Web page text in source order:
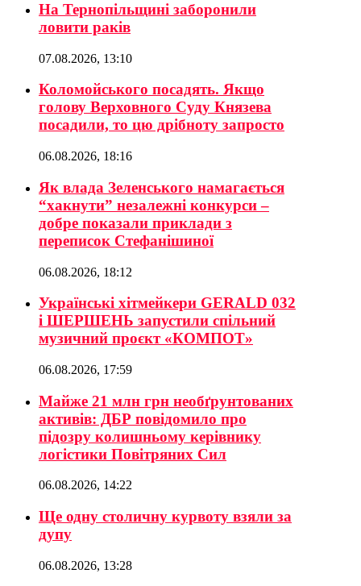
На Тернопільщині заборонили
ловити раків
07.08.2026, 13:10
Коломойського посадять. Якщо
голову Верховного Суду Князева
посадили, то цю дрібноту запросто
06.08.2026, 18:16
Як влада Зеленського намагається
“хакнути” незалежні конкурси –
добре показали приклади з
переписок Стефанішиної
06.08.2026, 18:12
Українські хітмейкери GERALD 032
і ШЕРШЕНЬ запустили спільний
музичний проєкт «КОМПОТ»
06.08.2026, 17:59
Майже 21 млн грн необґрунтованих
активів: ДБР повідомило про
підозру колишньому керівнику
логістики Повітряних Сил
06.08.2026, 14:22
Ще одну столичну курвоту взяли за
дупу
06.08.2026, 13:28